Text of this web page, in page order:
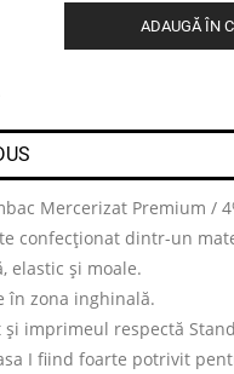
ADAUGĂ ÎN
Mercerizat Premium /
confecționat dintr-un
elastic și moale.
în zona inghinală.
imprimeul respectă
I fiind foarte potrivit